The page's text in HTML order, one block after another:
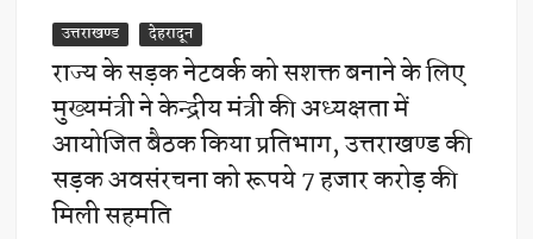
उत्तराखण्ड देहरादून
राज्य के सड़क नेटवर्क को सशक्त बनाने के लिए
मुख्यमंत्री ने केन्द्रीय मंत्री की अध्यक्षता में
आयोजित बैठक किया प्रतिभाग, उत्तराखण्ड की
सड़क अवसंरचना को रूपये 7 हजार करोड़ की
मिली सहमति